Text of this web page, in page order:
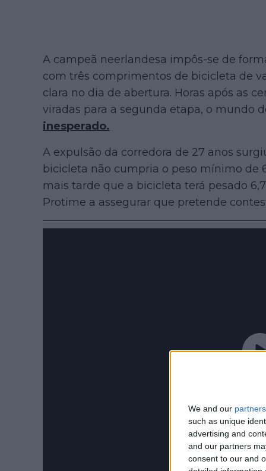
We and our partners
such as unique
advertising and
and our partners
consent to our and
A campeã neerlandesa impôs-se de
com três comprimentos de bicicleta de
clara no dia de abertura. Horas após as
viradas para a segunda etapa, o mundo
inesperado.
A expulsão da corredora de 27 anos
bicicleta não cumpria o peso mínimo de
mais tarde que a bicicleta terá pesado
Protime a assegurar que pretende